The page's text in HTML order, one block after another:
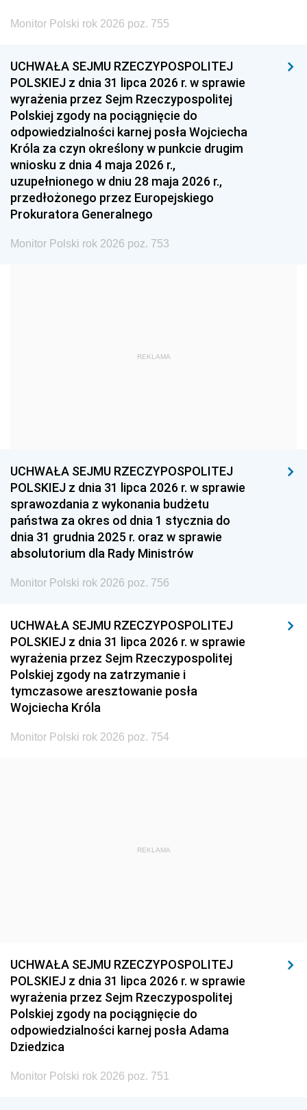
1996 1995 1994
1993 1992 1991
1990 1989
1987 1986 1985
1984 1983
1981 1980 1979
1978 1977
1975 1974
1959
1939 1938 1937
1936 1930
Monitor Polski rok 2026 poz. 755
UCHWAŁA SEJMU RZECZYPOSPOLITEJ
POLSKIEJ z dnia 31 lipca 2026 r. w sprawie
wyrażenia przez Sejm Rzeczypospolitej
Polskiej zgody na pociągnięcie do
odpowiedzialności karnej posła Wojciecha
Króla za czyn określony w punkcie drugim
wniosku z dnia 4 maja 2026 r.,
uzupełnionego w dniu 28 maja 2026 r.,
przedłożonego przez Europejskiego
Prokuratora Generalnego
Monitor Polski rok 2026 poz. 753
REKLAMA
UCHWAŁA SEJMU RZECZYPOSPOLITEJ
POLSKIEJ z dnia 31 lipca 2026 r. w sprawie
sprawozdania z wykonania budżetu
państwa za okres od dnia 1 stycznia do
dnia 31 grudnia 2025 r. oraz w sprawie
absolutorium dla Rady Ministrów
Monitor Polski rok 2026 poz. 756
UCHWAŁA SEJMU RZECZYPOSPOLITEJ
POLSKIEJ z dnia 31 lipca 2026 r. w sprawie
wyrażenia przez Sejm Rzeczypospolitej
Polskiej zgody na zatrzymanie i
tymczasowe aresztowanie posła
Wojciecha Króla
Monitor Polski rok 2026 poz. 754
REKLAMA
UCHWAŁA SEJMU RZECZYPOSPOLITEJ
POLSKIEJ z dnia 31 lipca 2026 r. w sprawie
wyrażenia przez Sejm Rzeczypospolitej
Polskiej zgody na pociągnięcie do
odpowiedzialności karnej posła Adama
Dziedzica
Monitor Polski rok 2026 poz. 751